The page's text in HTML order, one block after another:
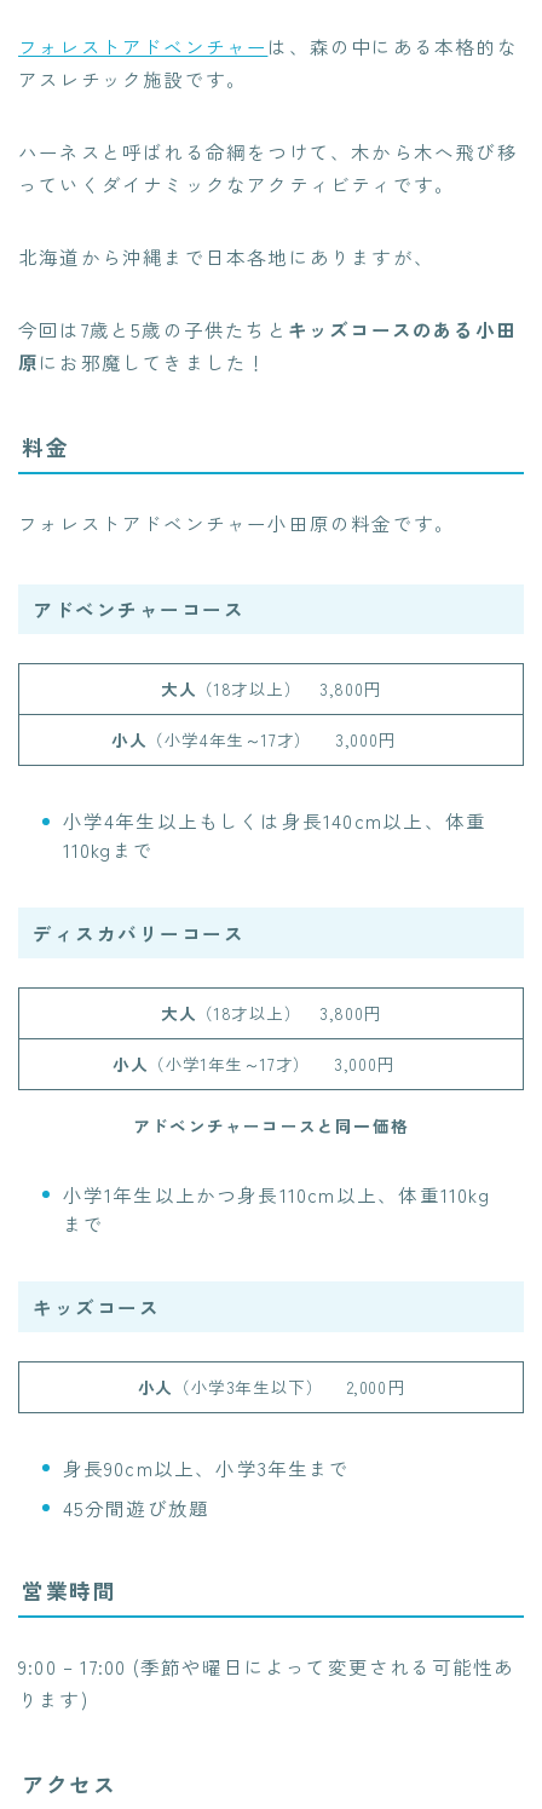
フォレストアドベンチャー は、森の中にある本格的な
アスレチック施設です。
ハーネスと呼ばれる命綱をつけて、木から木へ飛び移
っていくダイナミックなアクティビティです。
北海道から沖縄まで日本各地にありますが、
今回は7歳と5歳の子供たちと キッズコースのある小田
原にお邪魔してきました！
料金
フォレストアドベンチャー小田原の料金です。
アドベンチャーコース
大人 （18才以上） 3,800円
小人 （小学4年生～17才） 3,000円
小学4年生以上もしくは身長140cm以上、体重
110kgまで
ディスカバリーコース
大人 （18才以上） 3,800円
小人 （小学1年生～17才） 3,000円
アドベンチャーコースと同一価格
小学1年生以上かつ身長110cm以上、体重110kg
まで
キッズコース
小人 （小学3年生以下） 2,000円
身長90cm以上、小学3年生まで
45分間遊び放題
営業時間
9:00 – 17:00 (季節や曜日によって変更される可能性あ
ります)
アクセス